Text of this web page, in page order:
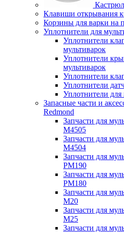
Клавиши открывания
Корзины для варки на
Уплотнители для
Уплотнители
мультиварок
Уплотнители
мультиварок
Уплотнители
Уплотнители
Уплотнители для
Запасные части и
Redmond
Запчасти для
M4505
Запчасти для
M4504
Запчасти для
PM190
Запчасти для
PM180
Запчасти для
M20
Запчасти для
M25
Запчасти для